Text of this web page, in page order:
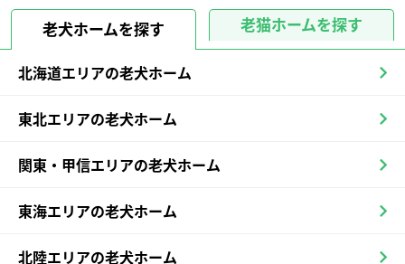
老犬ホームを探す 老猫ホームを探す
北海道エリアの老犬ホーム
東北エリアの老犬ホーム
関東・甲信エリアの老犬ホーム
東海エリアの老犬ホーム
北陸エリアの老犬ホーム